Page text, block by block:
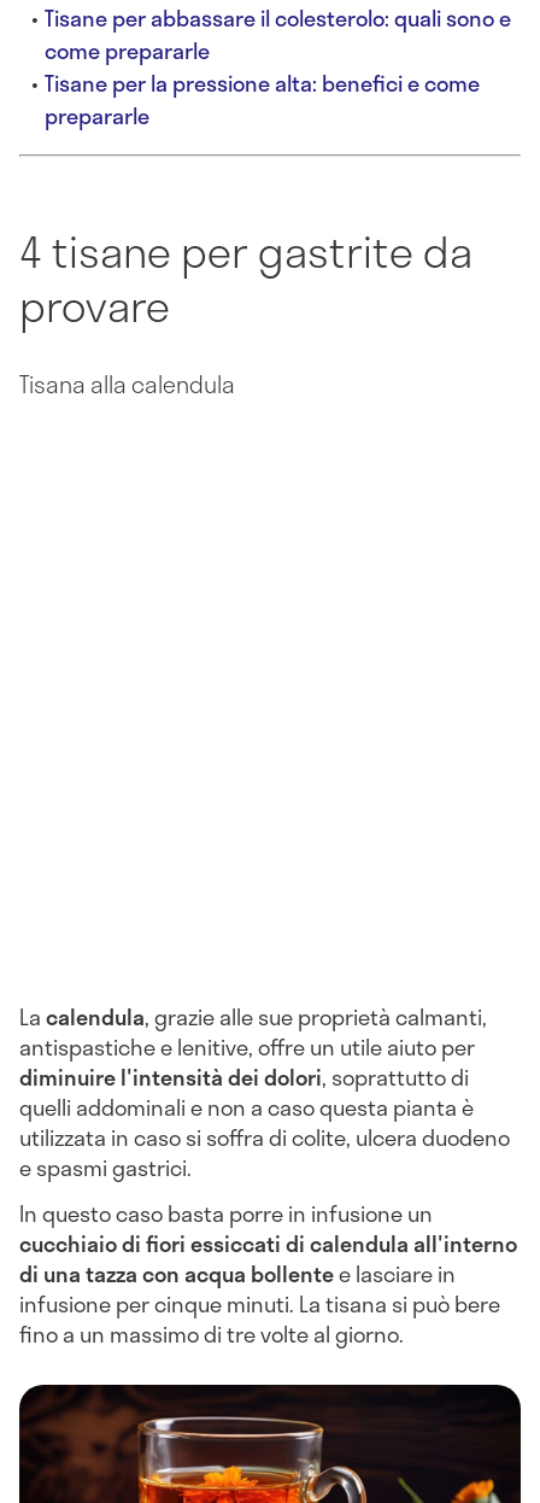
Tisane per abbassare il colesterolo: quali sono e
come prepararle
Tisane per la pressione alta: benefici e come
prepararle
4 tisane per gastrite da
provare
Tisana alla calendula
Lacalendula, grazie alle sue proprietà calmanti,
antispastiche e lenitive, offre un utile aiuto per
diminuire l'intensità dei dolori, soprattutto di
quelli addominali e non a caso questa pianta è
utilizzata in caso si soffra di colite, ulcera duodeno
e spasmi gastrici.
In questo caso basta porre in infusione un
cucchiaio di fiori essiccati di calendula all'interno
di una tazza con acqua bollentee lasciare in
infusione per cinque minuti. La tisana si può bere
fino a un massimo di tre volte al giorno.